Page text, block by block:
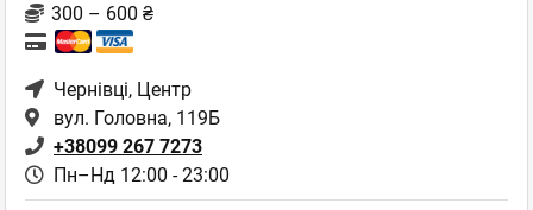
300 – 600 ₴
Чернівці, Центр
вул. Головна, 119Б
+38099 267 7273
Пн–Нд 12:00 - 23:00